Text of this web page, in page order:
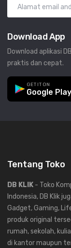
Download App
Download aplikasi
praktis dan cepat.
GET IT ON
Google Play
Tentang Toko
DB KLIK - Toko
Indonesia, DB Klik
Gadget, Gaming,
produk original
rumah, sekolah,
di kantor maupun